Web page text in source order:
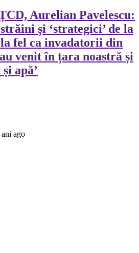
Aurelian Pavelescu:
și ‘strategici’ de la
fel ca invadatorii din
venit în țara noastră și
apă’
ani ago